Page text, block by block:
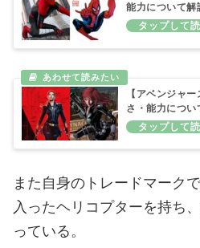
能力について解
【アベンジャ
さ・能力につい
また自身のトレードマーク
入ったヘリコプターを持ち
っている。